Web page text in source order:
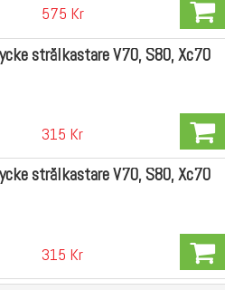
575 Kr
strålkastare V70, S80, Xc70
315 Kr
strålkastare V70, S80, Xc70
315 Kr